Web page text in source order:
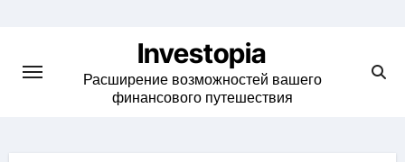
content
Investopia
Расширение возможностей вашего
финансового путешествия